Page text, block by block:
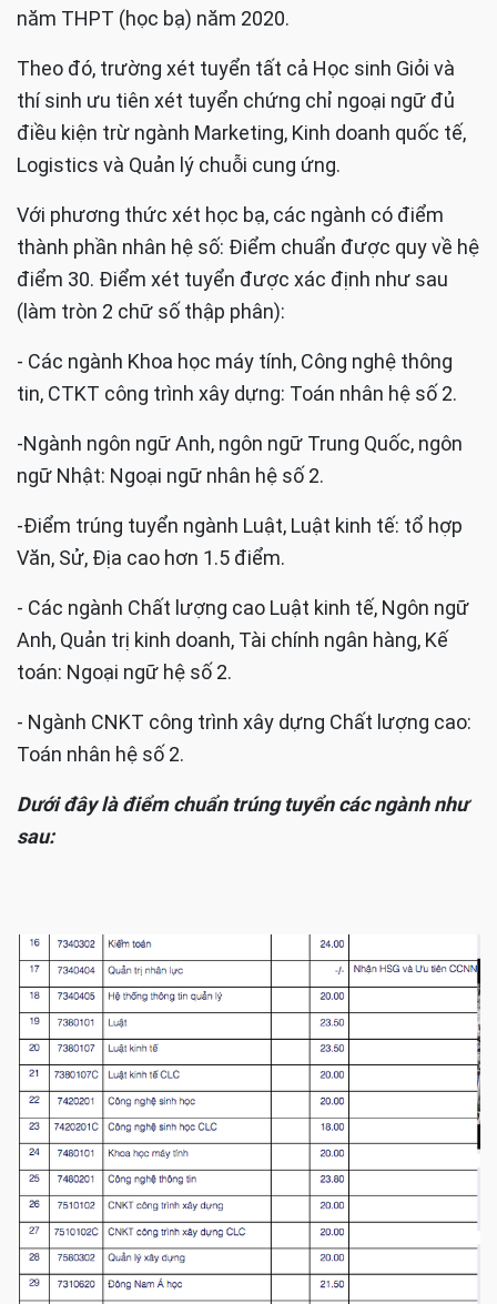
năm THPT (học bạ) năm 2020.
Theo đó, trường xét tuyển tất cả Học sinh Giỏi và
thí sinh ưu tiên xét tuyển chứng chỉ ngoại ngữ đủ
điều kiện trừ ngành Marketing, Kinh doanh quốc tế,
Logistics và Quản lý chuỗi cung ứng.
Với phương thức xét học bạ, các ngành có điểm
thành phần nhân hệ số: Điểm chuẩn được quy về hệ
điểm 30. Điểm xét tuyển được xác định như sau
(làm tròn 2 chữ số thập phân):
- Các ngành Khoa học máy tính, Công nghệ thông
tin, CTKT công trình xây dựng: Toán nhân hệ số 2.
-Ngành ngôn ngữ Anh, ngôn ngữ Trung Quốc, ngôn
ngữ Nhật: Ngoại ngữ nhân hệ số 2.
-Điểm trúng tuyển ngành Luật, Luật kinh tế: tổ hợp
Văn, Sử, Địa cao hơn 1.5 điểm.
- Các ngành Chất lượng cao Luật kinh tế, Ngôn ngữ
Anh, Quản trị kinh doanh, Tài chính ngân hàng, Kế
toán: Ngoại ngữ hệ số 2.
- Ngành CNKT công trình xây dựng Chất lượng cao:
Toán nhân hệ số 2.
Dưới đây là điểm chuẩn trúng tuyển các ngành như
sau: